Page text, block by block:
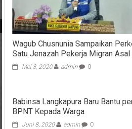
Wagub Chusnunia Sampaikan
Satu Jenazah Pekerja Migran Asal
Mei 3, 2020 admin 0
Babinsa Langkapura Baru Bantu
BPNT Kepada Warga
Juni 8, 2020 admin 0